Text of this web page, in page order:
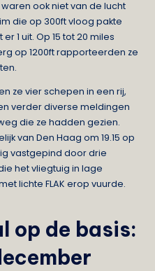
ook niet van de lucht
die op 300ft vloog pakte
1 uit. Op 15 tot 20 miles
op 1200ft rapporteerden ze
ze vier schepen in een rij,
verder diverse meldingen
die ze hadden gezien.
van Den Haag om 19.15 op
vastgepind door drie
het vliegtuig in lage
lichte FLAK erop vuurde.
op de basis: